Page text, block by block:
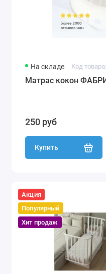
На складе Код
Матрас кокон
250 руб
Купить
Акция
Популярный
Хит продаж